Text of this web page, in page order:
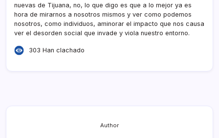
nuevas de Tijuana, no, lo que digo es que a lo mejor ya es
hora de mirarnos a nosotros mismos y ver como podemos
nosotros, como individuos, aminorar el impacto que nos causa
ver el desorden social que invade y viola nuestro entorno.
303 Han clachado
Author